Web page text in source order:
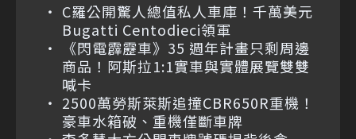
C羅公開驚人總值私人車庫！千萬美元
Bugatti Centodieci領軍
《閃電霹靂車》35 週年計畫只剩周邊
商品！阿斯拉1:1實車與實體展覽雙雙
喊卡
2500萬勞斯萊斯追撞CBR650R重機！
豪車水箱破、重機僅斷車牌